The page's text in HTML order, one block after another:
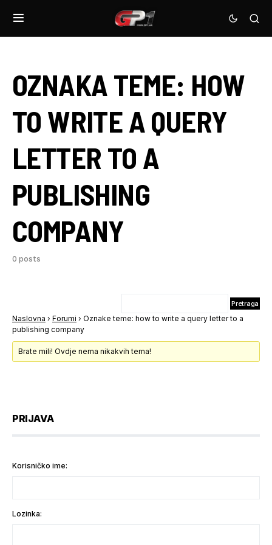
OZNAKA TEME: HOW
TO WRITE A QUERY
LETTER TO A
PUBLISHING
COMPANY
0 posts
Naslovna › Forumi › Oznake teme: how to write a query letter to a
publishing company
Brate mili! Ovdje nema nikakvih tema!
PRIJAVA
Korisničko ime:
Lozinka: